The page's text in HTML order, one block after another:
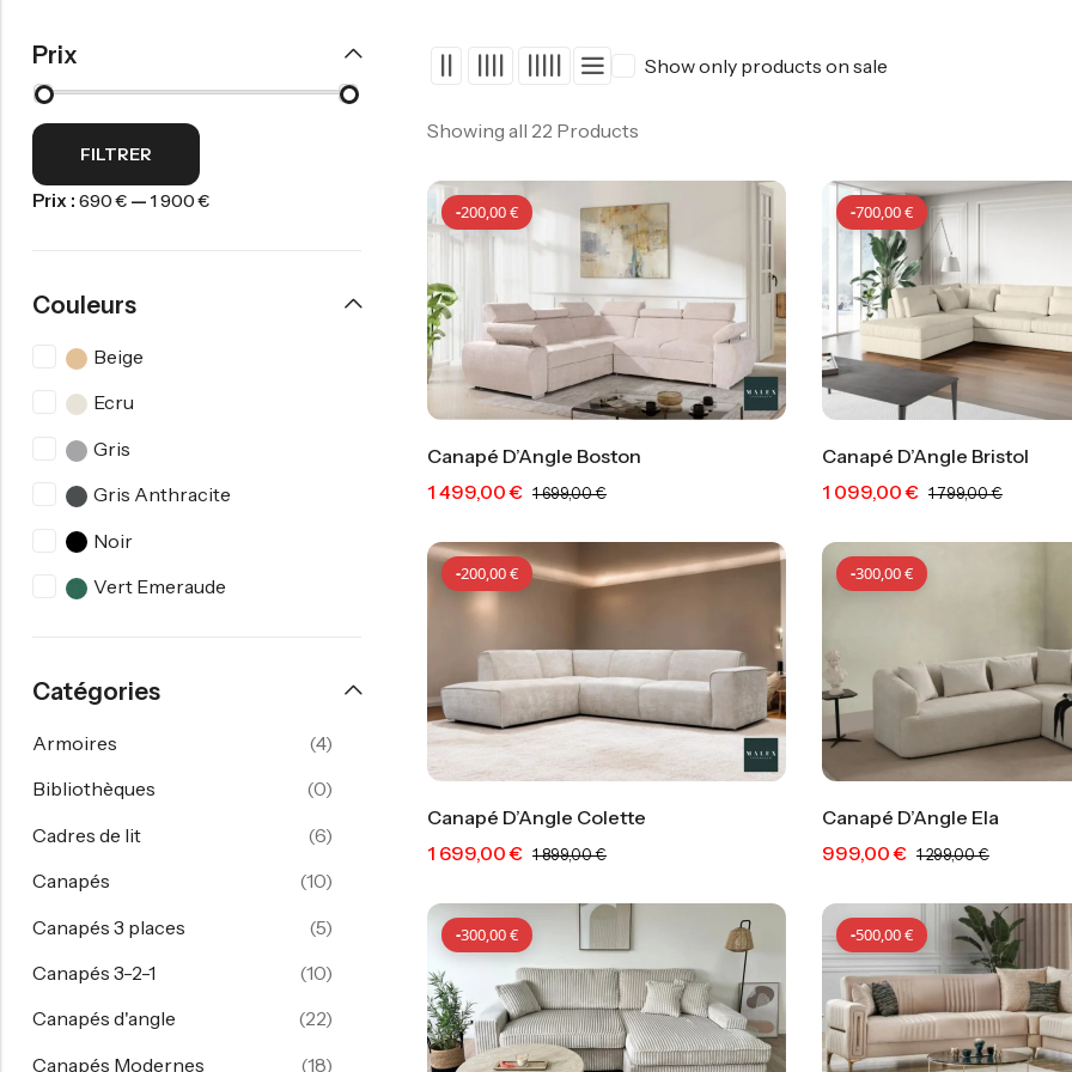
Show only products on sale
Showing all 22 Products
-200,00€
Canapé D’Angle Boston
1 499,00€ 1 699,00€
-700,00€
Canapé D’Angle Bristol
1 099,00€ 1 799,00€
-200,00€
Canapé D’Angle Colette
1 699,00€ 1 899,00€
-300,00€
Canapé D’Angle Ela
999,00€ 1 299,00€
-300,00€ -500,00€
Prix
FILTRER
Prix : 690 € — 1 900 €
Couleurs
Beige
Ecru
Gris
Gris Anthracite
Noir
Vert Emeraude
Catégories
Armoires
(4)
Bibliothèques
(0)
Cadres de lit
(6)
Canapés
(10)
Canapés 3 places
(5)
Canapés 3-2-1
(10)
Canapés d'angle
(22)
Canapés Modernes
(18)